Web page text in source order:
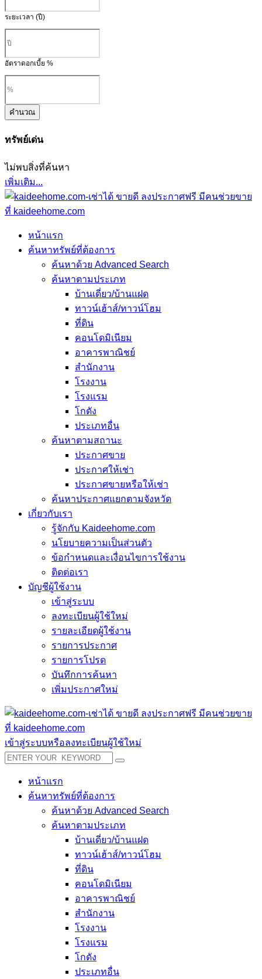
ระยะเวลา (ปี)
อัตราดอกเบี้ย %
คำนวณ
ทรัพย์เด่น
ไม่พบสิ่งที่ค้นหา
เพิ่มเติม...
หน้าแรก
ค้นหาทรัพย์ที่ต้องการ
ค้นหาด้วย Advanced Search
ค้นหาตามประเภท
บ้านเดี่ยว/บ้านแฝด
ทาวน์เฮ้าส์/ทาวน์โฮม
ที่ดิน
คอนโดมิเนียม
อาคารพาณิชย์
สำนักงาน
โรงงาน
โรงแรม
โกดัง
ประเภทอื่น
ค้นหาตามสถานะ
ประกาศขาย
ประกาศให้เช่า
ประกาศขายหรือให้เช่า
ค้นหาประกาศแยกตามจังหวัด
เกี่ยวกับเรา
รู้จักกับ Kaideehome.com
นโยบายความเป็นส่วนตัว
ข้อกำหนดและเงื่อนไขการใช้งาน
ติดต่อเรา
บัญชีผู้ใช้งาน
เข้าสู่ระบบ
ลงทะเบียนผู้ใช้ใหม่
รายละเอียดผู้ใช้งาน
รายการประกาศ
รายการโปรด
บันทึกการค้นหา
เพิ่มประกาศใหม่
เข้าสู่ระบบหรือลงทะเบียนผู้ใช้ใหม่
หน้าแรก
ค้นหาทรัพย์ที่ต้องการ
ค้นหาด้วย Advanced Search
ค้นหาตามประเภท
บ้านเดี่ยว/บ้านแฝด
ทาวน์เฮ้าส์/ทาวน์โฮม
ที่ดิน
คอนโดมิเนียม
อาคารพาณิชย์
สำนักงาน
โรงงาน
โรงแรม
โกดัง
ประเภทอื่น